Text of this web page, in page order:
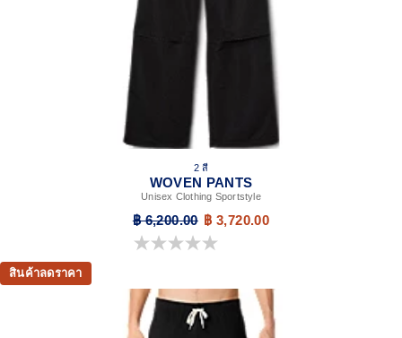
2 สี
WOVEN PANTS
Unisex Clothing Sportstyle
฿ 6,200.00 ฿ 3,720.00
0.0 จาก 5 ดาว
สินค้าลดราคา